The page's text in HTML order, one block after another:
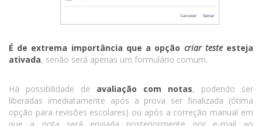
É de extrema importância que a opção criar teste esteja
ativada, senão será apenas um formulário comum.
Há possibilidade de avaliação com notas, podendo ser
liberadas imediatamente após a prova ser finalizada (ótima
opção para revisões escolares) ou após a correção manual em